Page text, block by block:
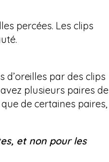
percées. Les clips
par des clips
avez plusieurs paires de
de certaines paires,
et non pour les